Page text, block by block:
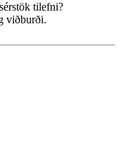
tilefni?
viðburði.